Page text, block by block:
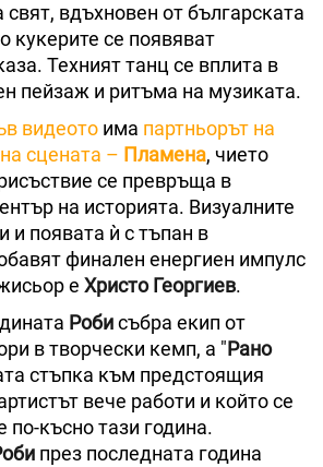
вдъхновен от българската
кукерите се появяват
Техният танц се вплита в
пейзаж и ритъма на музиката.
видеото има партньорът на
сцената – Пламена, чието
се превръща в
на историята. Визуалните
и появата ѝ с тъпан в
финален енергиен импулс
е Христо Георгиев.
Робисъбра екип от
в творчески кемп, а "Рано
стъпка към предстоящия
вече работи и който се
по-късно тази година.
през последната година